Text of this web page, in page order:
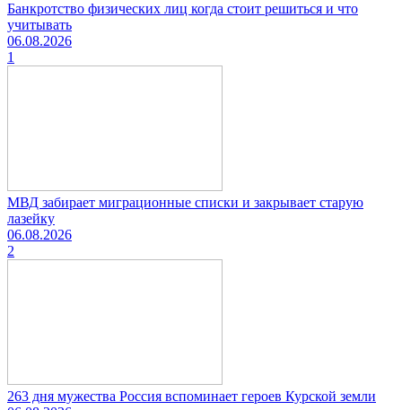
Банкротство физических лиц когда стоит решиться и что
учитывать
06.08.2026
1
МВД забирает миграционные списки и закрывает старую
лазейку
06.08.2026
2
263 дня мужества Россия вспоминает героев Курской земли